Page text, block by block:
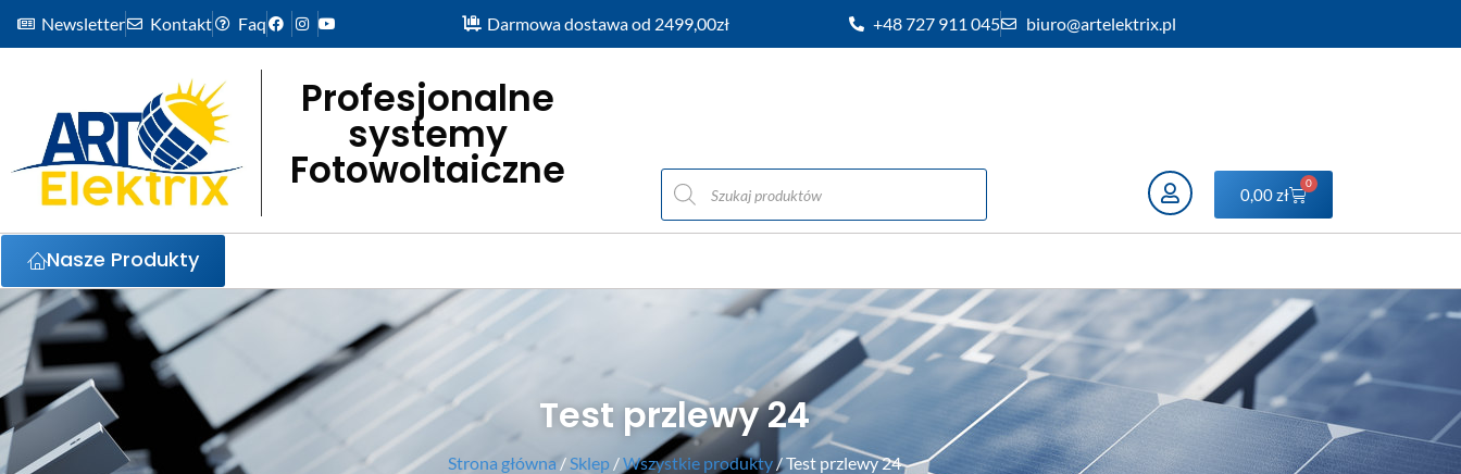
Newsletter Kontakt Faq Darmowa dostawa od 2499,00zł +48 727 911 045 biuro@artelektrix.pl
Profesjonalne
systemy
Fotowoltaiczne 0,00zł
0
Nasze Produkty
Test przlewy 24
Strona główna /Sklep/Wszystkie produkty/ Test przlewy 24